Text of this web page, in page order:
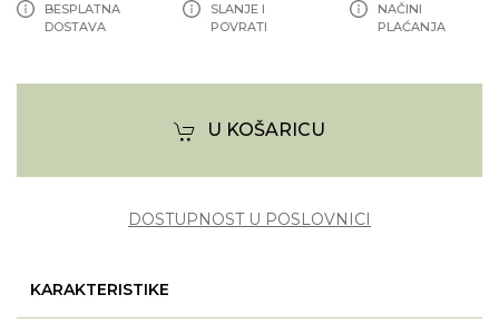
BESPLATNA
DOSTAVA
SLANJE I
POVRATI
NAČINI
PLAĆANJA
U KOŠARICU
DOSTUPNOST U POSLOVNICI
KARAKTERISTIKE